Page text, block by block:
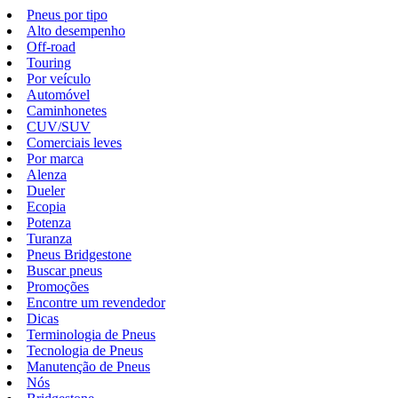
Pneus por tipo
Alto desempenho
Off-road
Touring
Por veículo
Automóvel
Caminhonetes
CUV/SUV
Comerciais leves
Por marca
Alenza
Dueler
Ecopia
Potenza
Turanza
Pneus Bridgestone
Buscar pneus
Promoções
Encontre um revendedor
Dicas
Terminologia de Pneus
Tecnologia de Pneus
Manutenção de Pneus
Nós